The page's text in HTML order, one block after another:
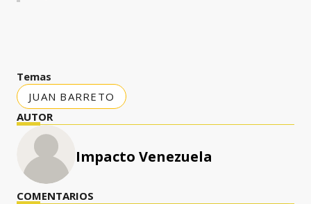
Temas
JUAN BARRETO
AUTOR
Impacto Venezuela
COMENTARIOS